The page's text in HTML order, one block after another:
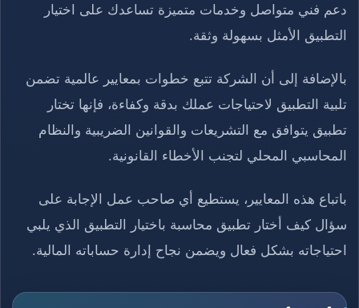
دعم فني متواصل وخدمات متميزة تساعدك على اختيار
التطبيق الأمثل بسهولة وثقة.
بالإضافة إلى أن الشركة تتبع خطوات بمعايير عالمية تضمن
تلبية التطبيق لاحتياجات عملك بدقة وكفاءة، فإنها تختار
تطبيق يتوافق مع التشريعات والقوانين الضريبية والنظام
المحاسبي المحلي لتجنب الأخطاء القانونية.
باتباع هذه المعايير، يستطيع أي صاحب عمل الإجابة على
سؤال كيف أختار تطبيق محاسبة باختيار التطبيق الذي يلبي
احتياجاته بشكل فعال ويضمن نجاح إدارة حساباته المالية.